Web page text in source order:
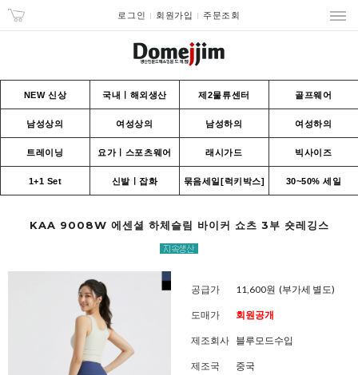
로그인 회원가입 주문조회
NEW 신상 국내ㅣ해외생산 제2물류센터 골프웨어
남성상의 여성상의 남성하의 여성하의
트레이닝 요가ㅣ스포츠웨어 래시가드 빅사이즈
1+1 Set 신발ㅣ잡화 묶음세일[럭키박스] 30~50% 세일
KAA 9008W 에센셜 하체슬림 바이커 쇼츠 3부 숏레깅스
공급가 11,600원 (부가세 별도)
도매가 회원공개
제조회사 블루모드수입
제조국 중국